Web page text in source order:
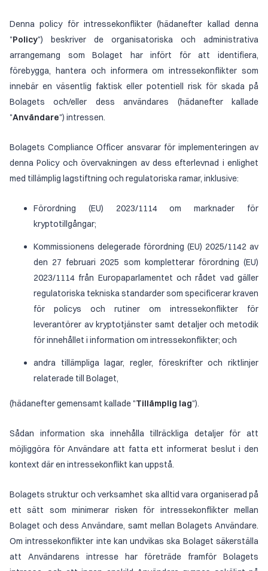
Denna policy för intressekonflikter (hädanefter kallad denna
"Policy") beskriver de organisatoriska och administrativa
arrangemang som Bolaget har infört för att identifiera,
förebygga, hantera och informera om intressekonflikter som
innebär en väsentlig faktisk eller potentiell risk för skada på
Bolagets och/eller dess användares (hädanefter kallade
"Användare") intressen.
Bolagets Compliance Officer ansvarar för implementeringen av
denna Policy och övervakningen av dess efterlevnad i enlighet
med tillämplig lagstiftning och regulatoriska ramar, inklusive:
Förordning (EU) 2023/1114 om marknader för
kryptotillgångar;
Kommissionens delegerade förordning (EU) 2025/1142 av
den 27 februari 2025 som kompletterar förordning (EU)
2023/1114 från Europaparlamentet och rådet vad gäller
regulatoriska tekniska standarder som specificerar kraven
för policys och rutiner om intressekonflikter för
leverantörer av kryptotjänster samt detaljer och metodik
för innehållet i information om intressekonflikter; och
andra tillämpliga lagar, regler, föreskrifter och riktlinjer
relaterade till Bolaget,
(hädanefter gemensamt kallade "Tillämplig lag").
Sådan information ska innehålla tillräckliga detaljer för att
möjliggöra för Användare att fatta ett informerat beslut i den
kontext där en intressekonflikt kan uppstå.
Bolagets struktur och verksamhet ska alltid vara organiserad på
ett sätt som minimerar risken för intressekonflikter mellan
Bolaget och dess Användare, samt mellan Bolagets Användare.
Om intressekonflikter inte kan undvikas ska Bolaget säkerställa
att Användarens intresse har företräde framför Bolagets